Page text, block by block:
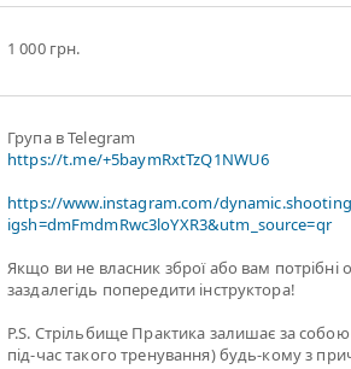
1 000 грн.
Група в Telegram
https://t.me/+5baymRxtTzQ1NWU6
https://www.instagram.com/
igsh=dmFmdmRwc3loYXR3&utm_source=qr
Якщо ви не власник зброї або вам потрiбнi
заздалегідь попередити інструктора!
P.S. Стрільбище Практика залишає за
під-час такого тренування) будь-кому з